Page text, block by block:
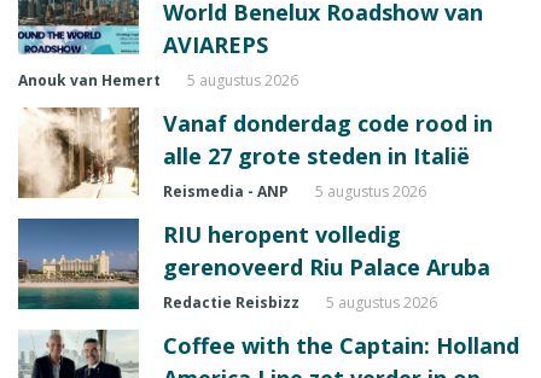
World Benelux Roadshow van
AVIAREPS
Anouk van Hemert 5 augustus 2026
Vanaf donderdag code rood in
alle 27 grote steden in Italië
Reismedia - ANP 5 augustus 2026
RIU heropent volledig
gerenoveerd Riu Palace Aruba
Redactie Reisbizz 5 augustus 2026
Coffee with the Captain: Holland